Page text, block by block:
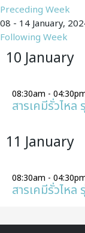
Preceding Week
08 - 14 January,
Following Week
10 January
08:30am -
สารเคมีรั่วไหล
11 January
08:30am -
สารเคมีรั่วไหล